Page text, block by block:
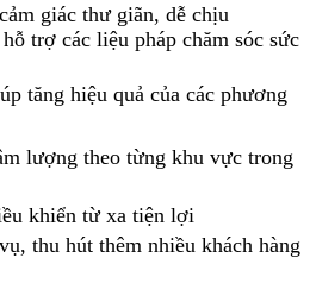
giác thư giãn, dễ chịu
trợ các liệu pháp chăm sóc sức
tăng hiệu quả của các phương
lượng theo từng khu vực trong
khiển từ xa tiện lợi
thu hút thêm nhiều khách hàng